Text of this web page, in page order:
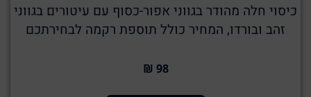
כיסוי חלה מהודר בגווני אפור-כסוף עם עיטורים בגווני
זהב ובורדו, המחיר כולל תוספת רקמה לבחירתכם
98 ₪